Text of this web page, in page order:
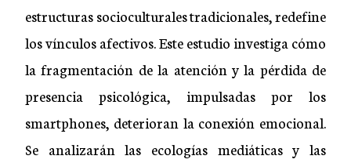
estructuras socioculturales tradicionales, redefine
los vínculos afectivos. Este estudio investiga cómo
la fragmentación de la atención y la pérdida de
presencia psicológica, impulsadas por los
smartphones, deterioran la conexión emocional.
Se analizarán las ecologías mediáticas y las